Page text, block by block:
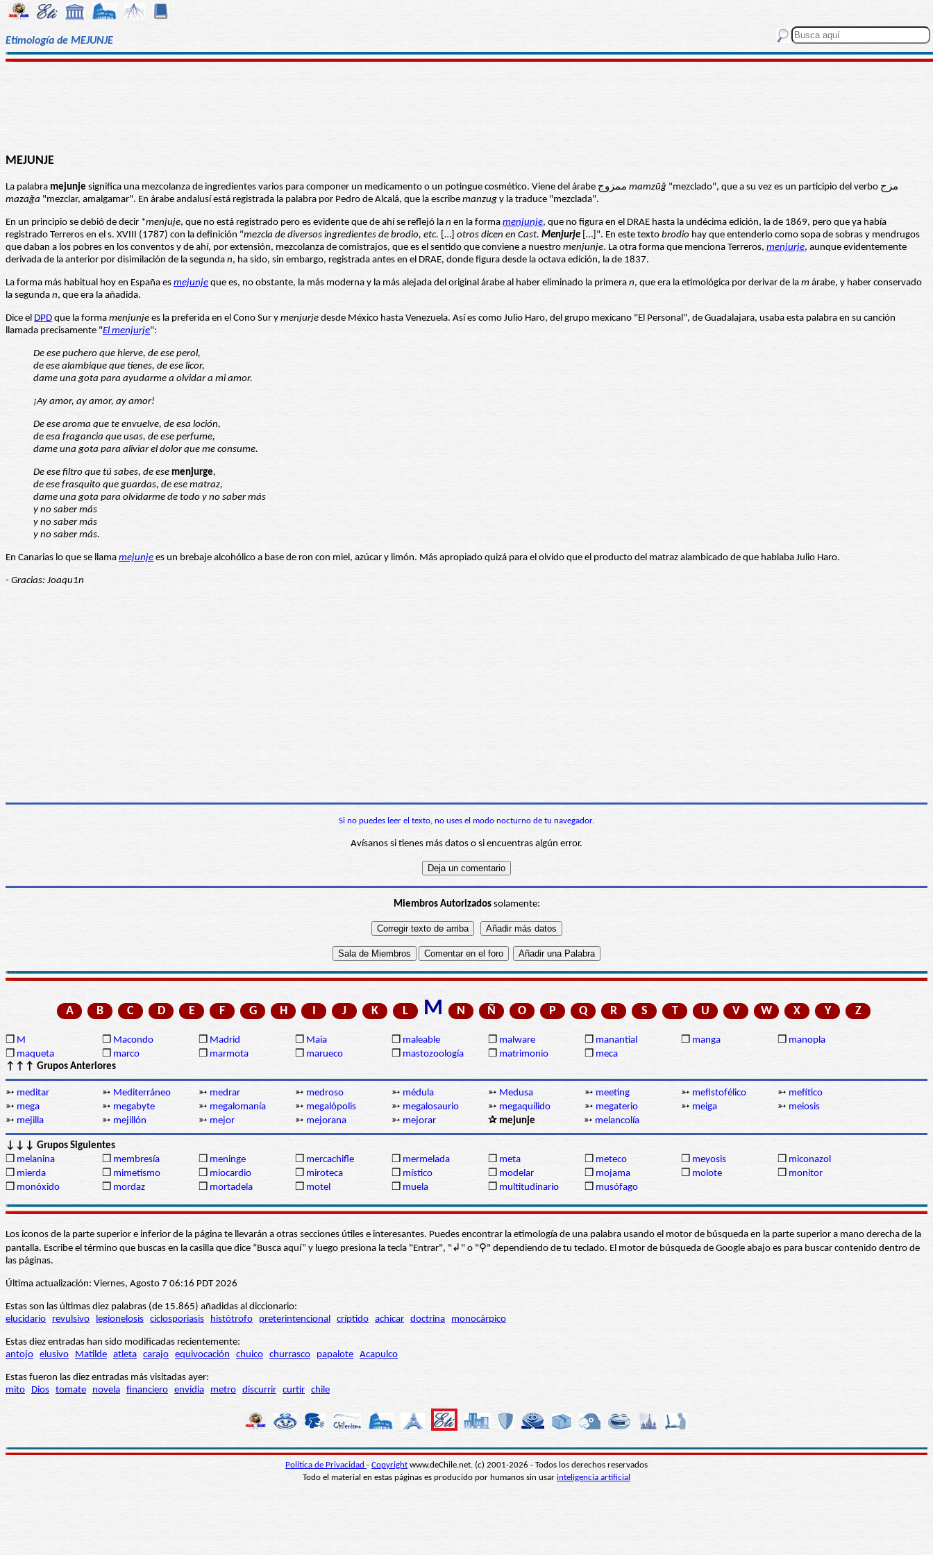
Etimología de MEJUNJE
MEJUNJE
La palabra mejunje mamzūǧ
"mezclado", que a su vez es un participio del verbo مزج
mazaǧa "mezclar, amalgamar". En árabe andalusí está registrada la palabra por Pedro de Alcalá, que la escribe manzug y la traduce "mezclada".
En un principio se debió de decir *menjuje, que no está registrado pero es evidente que de ahí se reflejó la n en la forma menjunje, que no figura en el DRAE hasta la undécima edición, la de 1869, pero que ya había
registrado Terreros en el s. XVIII (1787) con la definición "mezcla de diversos ingredientes de brodio, etc. […] otros dicen en Cast. Menjurje […]". En este texto brodio hay que entenderlo como sopa de sobras y mendrugos
que daban a los pobres en los conventos y de ahí, por extensión, mezcolanza de comistrajos, que es el sentido que conviene a nuestro menjunje. La otra forma que menciona Terreros, menjurje, aunque evidentemente
derivada de la anterior por disimilación de la segunda n, ha sido, sin embargo, registrada antes en el DRAE, donde figura desde la octava edición, la de 1837.
La forma más habitual hoy en España es mejunje que es, no obstante, la más moderna y la más alejada del original árabe al haber eliminado la primera n, que era la etimológica por derivar de la m árabe, y haber conservado
la segunda n, que era la añadida.
Dice el DPD que la forma menjunje es la preferida en el Cono Sur y menjurje desde México hasta Venezuela. Así es como Julio Haro, del grupo mexicano "El Personal", de Guadalajara, usaba esta palabra en su canción
llamada precisamente "El menjurje":
De ese puchero que hierve, de ese perol,
de ese alambique que tienes, de ese licor,
dame una gota para ayudarme a olvidar a mi amor.
¡Ay amor, ay amor, ay amor!
De ese aroma que te envuelve, de esa loción,
de esa fragancia que usas, de ese perfume,
dame una gota para aliviar el dolor que me consume.
De ese filtro que tú sabes, de ese menjurge,
de ese frasquito que guardas, de ese matraz,
dame una gota para olvidarme de todo y no saber más
y no saber más
y no saber más
y no saber más.
En Canarias lo que se llama mejunje es un brebaje alcohólico a base de ron con miel, azúcar y limón. Más apropiado quizá para el olvido que el producto del matraz alambicado de que hablaba Julio Haro.
- Gracias: Joaqu1n
Si no puedes leer el texto, no uses el modo nocturno de tu navegador.
Avísanos si tienes más datos o si encuentras algún error.
Miembros Autorizadossolamente:
A B C D E F G H I J K L M N Ñ O P Q R S T U V W X Y Z
❒ M ❒ Macondo ❒ Madrid ❒ Maia ❒ maleable ❒ malware ❒ manantial ❒ manga ❒ manopla
❒ maqueta ❒ marco ❒ marmota ❒ marueco ❒ mastozoología ❒ matrimonio ❒ meca
↑↑↑ Grupos Anteriores
➳ meditar ➳ Mediterráneo ➳ medrar ➳ medroso ➳ médula ➳ Medusa ➳ meeting ➳ mefistofélico ➳ mefítico
➳ mega ➳ megabyte ➳ megalomanía ➳ megalópolis ➳ megalosaurio ➳ megaquílido ➳ megaterio ➳ meiga ➳ meiosis
➳ mejilla ➳ mejillón ➳ mejor ➳ mejorana ➳ mejorar ✰ mejunje ➳ melancolía
↓↓↓ Grupos Siguientes
❒ melanina ❒ membresía ❒ meninge ❒ mercachifle ❒ mermelada ❒ meta ❒ meteco ❒ meyosis ❒ miconazol
❒ mierda ❒ mimetismo ❒ miocardio ❒ miroteca ❒ místico ❒ modelar ❒ mojama ❒ molote ❒ monitor
❒ monóxido ❒ mordaz ❒ mortadela ❒ motel ❒ muela ❒ multitudinario ❒ musófago
Los iconos de la parte superior e inferior de la página te llevarán a otras secciones útiles e interesantes. Puedes encontrar la etimología de una palabra usando el motor de búsqueda en la parte superior a mano derecha de la
pantalla. Escribe el término que buscas en la casilla que dice “Busca aquí” y luego presiona la tecla "Entrar", "↲" o "⚲" dependiendo de tu teclado. El motor de búsqueda de Google abajo es para buscar contenido dentro de
las páginas.
Última actualización: Viernes, Agosto 7 06:16 PDT 2026
Estas son las últimas diez palabras (de 15.865) añadidas al diccionario:
elucidario
revulsivo legionelosis ciclosporiasis histótrofo preterintencional críptido achicar doctrina monocárpico
Estas diez entradas han sido modificadas recientemente:
antojo elusivo Matilde atleta carajo equivocación chuico churrasco papalote Acapulco
Estas fueron las diez entradas más visitadas ayer:
mito
Dios tomate novela financiero envidia metro discurrir curtir chile
Política de Privacidad - Copyright www.deChile.net. (c) 2001-2026 - Todos los derechos reservados
Todo el material en estas páginas es producido por humanos sin usar inteligencia artificial